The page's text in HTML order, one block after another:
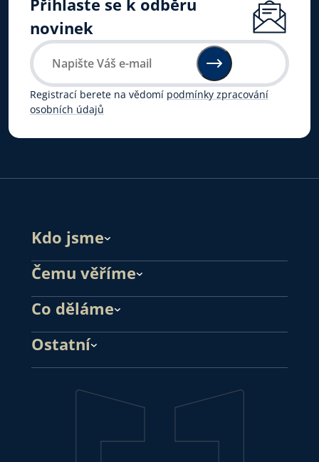
novinek
Registrací berete na vědomí podmínky zpracování
osobních údajů
Kdo jsme
Čemu věříme
Co děláme
Ostatní